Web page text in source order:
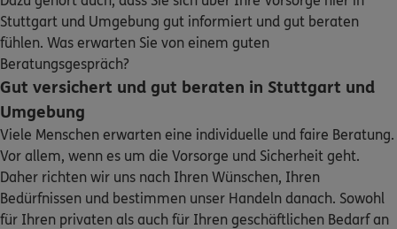
Kontakt
Meine Versicherungen
Sehen Sie auf einen Blick Ihre Versicherungen bei ERGO,
dem ERGO Rechtsschutz und der DKV.
Zum Kundenportal
Robert Novak
Schwabstr.130
Homepage besuchen
ERGO
Achim Lesnisse
Reinsburgstr. 208 B 70197 Stuttgart
(2.5 km)
Homepage besuchen
Stuttgart und Umgebung gut informiert und gut beraten
fühlen. Was erwarten Sie von einem guten
Beratungsgespräch?
Gut versichert und gut beraten in Stuttgart und
Umgebung
Viele Menschen erwarten eine individuelle und faire Beratung.
Vor allem, wenn es um die Vorsorge und Sicherheit geht.
Daher richten wir uns nach Ihren Wünschen, Ihren
Bedürfnissen und bestimmen unser Handeln danach. Sowohl
für Ihren privaten als auch für Ihren geschäftlichen Bedarf an